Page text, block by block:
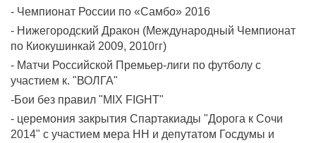
- Чемпионат России по «Самбо» 2016
- Нижегородский Дракон (Международный Чемпионат
по Киокушинкай 2009, 2010гг)
- Матчи Российской Премьер-лиги по футболу с
участием к. "ВОЛГА"
-Бои без правил "MIX FIGHT"
- церемония закрытия Спартакиады "Дорога к Сочи
2014" с участием мера НН и депутатом Госдумы и